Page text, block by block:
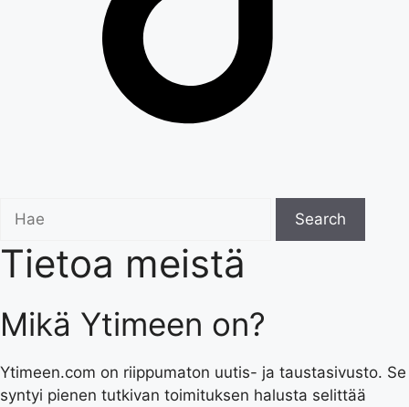
for:
Search
Tietoa meistä
Mikä Ytimeen on?
Ytimeen.com on riippumaton uutis- ja taustasivusto. Se
syntyi pienen tutkivan toimituksen halusta selittää